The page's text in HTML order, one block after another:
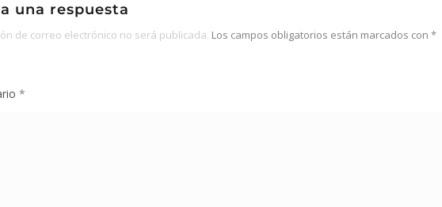
una respuesta
de correo electrónico no será publicada. Los campos obligatorios están marcados con *
*